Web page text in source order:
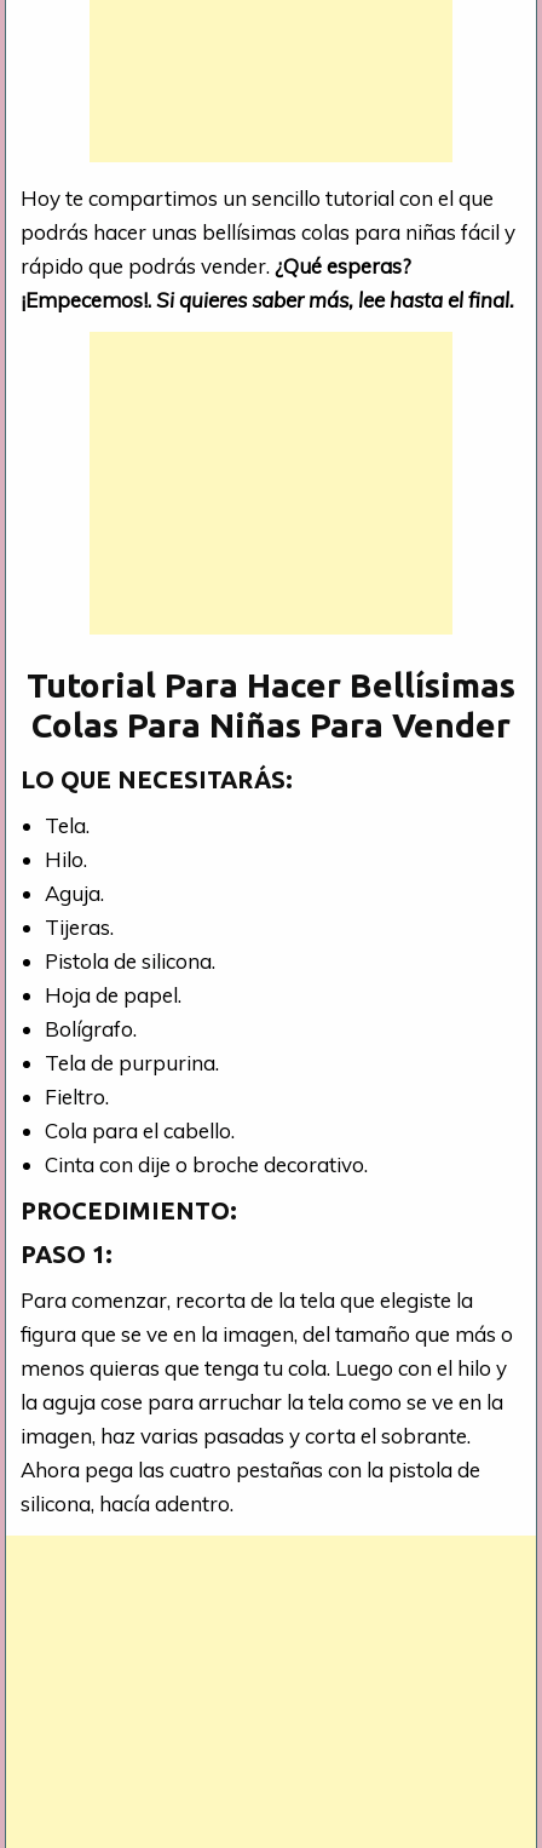
Hoy te compartimos un sencillo tutorial con el que
podrás hacer unas bellísimas colas para niñas fácil y
rápido que podrás vender. ¿Qué esperas?
¡Empecemos!.Si quieres saber más, lee hasta el final.
Tutorial Para Hacer Bellísimas
Colas Para Niñas Para Vender
LO QUE NECESITARÁS:
Tela.
Hilo.
Aguja.
Tijeras.
Pistola de silicona.
Hoja de papel.
Bolígrafo.
Tela de purpurina.
Fieltro.
Cola para el cabello.
Cinta con dije o broche decorativo.
PROCEDIMIENTO:
PASO 1:
Para comenzar, recorta de la tela que elegiste la
figura que se ve en la imagen, del tamaño que más o
menos quieras que tenga tu cola. Luego con el hilo y
la aguja cose para arruchar la tela como se ve en la
imagen, haz varias pasadas y corta el sobrante.
Ahora pega las cuatro pestañas con la pistola de
silicona, hacía adentro.